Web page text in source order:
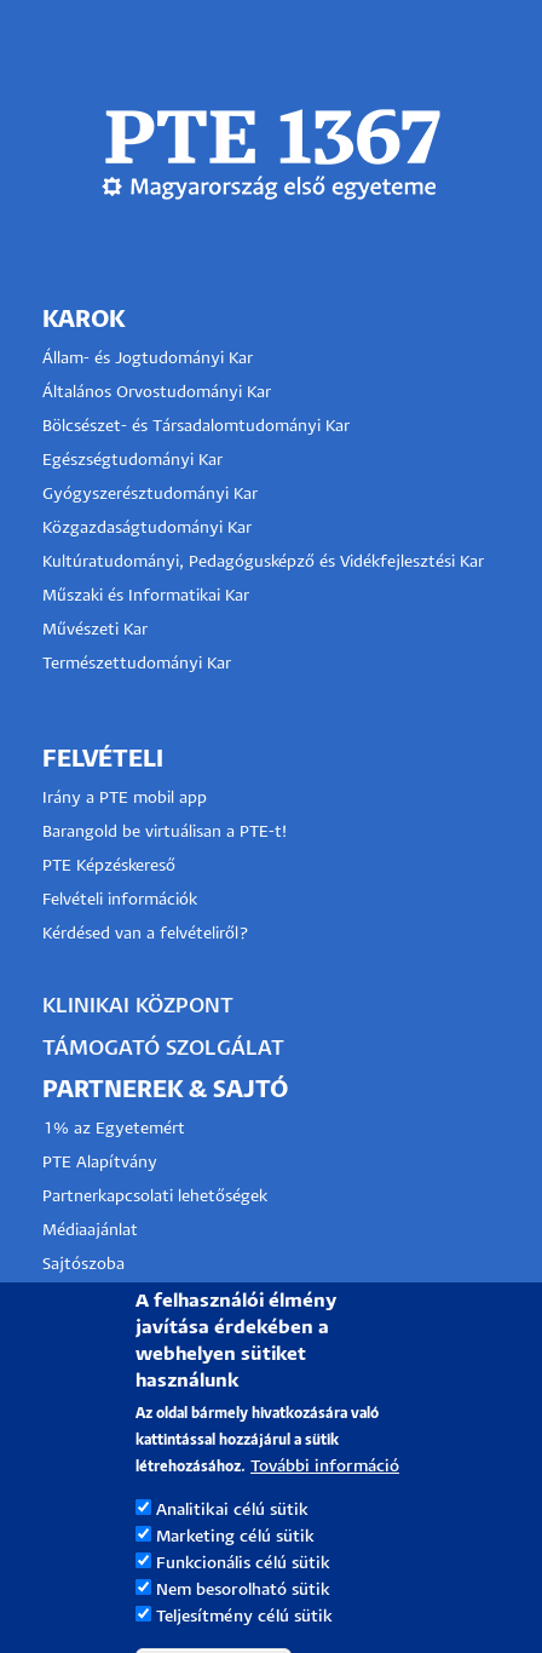
KAROK
Állam- és Jogtudományi Kar
Általános Orvostudományi Kar
Bölcsészet- és Társadalomtudományi Kar
Egészségtudományi Kar
Gyógyszerésztudományi Kar
Közgazdaságtudományi Kar
Kultúratudományi, Pedagógusképző és Vidékfejlesztési Kar
Műszaki és Informatikai Kar
Művészeti Kar
Természettudományi Kar
FELVÉTELI
Irány a PTE mobil app
Barangold be virtuálisan a PTE-t!
PTE Képzéskereső
Felvételi információk
Kérdésed van a felvételiről?
KLINIKAI KÖZPONT
TÁMOGATÓ SZOLGÁLAT
PARTNEREK & SAJTÓ
1% az Egyetemért
PTE Alapítvány
Partnerkapcsolati lehetőségek
Médiaajánlat
Sajtószoba
Pályázati projektek
PÉCSI TUDOMÁNYEGYETEM
H-7622 Pécs, Vasvári Pál utca. 4.
Tel.:+36-72/501-500
Rektori Kabinet: +36 30/787-2913
A felhasználói élmény
javítása érdekében a
webhelyen sütiket
használunk
Az oldal bármely hivatkozására való
kattintással hozzájárul a sütik
létrehozásához. További információ
Analitikai célú sütik
Marketing célú sütik
Funkcionális célú sütik
Nem besorolható sütik
Teljesítmény célú sütik